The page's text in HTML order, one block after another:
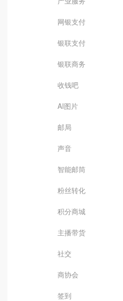
网银支付
银联支付
银联商务
收钱吧
AI图片
邮局
声音
智能邮筒
粉丝转化
积分商城
主播带货
社交
商协会
签到